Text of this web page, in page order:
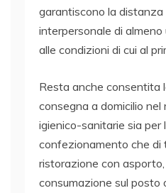
garantiscono la distanza
interpersonale di almeno
alle condizioni di cui al
Resta anche consentita
consegna a domicilio
igienico-sanitarie sia per
confezionamento che di
ristorazione con
consumazione sul posto